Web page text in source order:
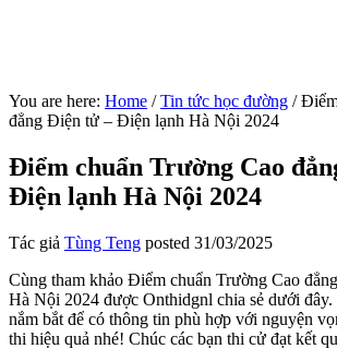
You are here: Home / Tin tức học đường /Điểm
đẳng Điện tử – Điện lạnh Hà Nội 2024
Điểm chuẩn Trường Cao
Điện lạnh Hà Nội 2024
Tác giả Tùng Teng posted 31/03/2025
Cùng tham khảo Điểm chuẩn Trường Cao
Hà Nội 2024 được Onthidgnl chia sẻ dưới đây.
nắm bắt để có thông tin phù hợp với nguyện
thi hiệu quả nhé! Chúc các bạn thi cử đạt kết